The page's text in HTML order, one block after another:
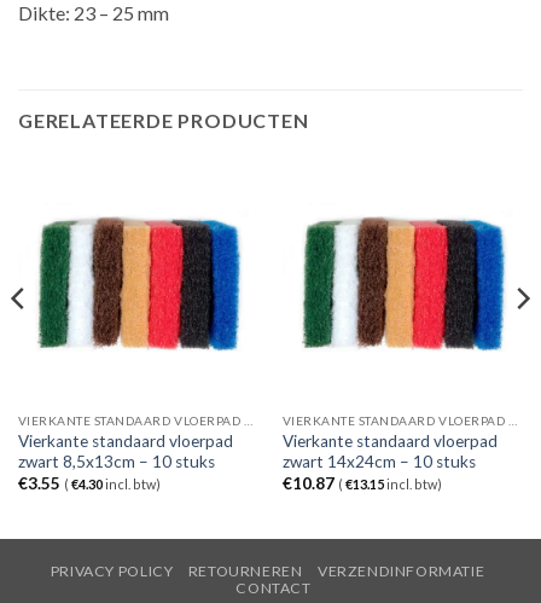
Dikte: 23 – 25 mm
GERELATEERDE PRODUCTEN
Vierkante standaard vloerpad
zwart 8,5x13cm – 10 stuks
€3.55 ( €4.30incl. btw)
Vierkante standaard vloerpad
zwart 14x24cm – 10 stuks
€10.87 ( €13.15incl. btw)
PRIVACY POLICY RETOURNEREN
VERZENDINFORMATIE
CONTACT